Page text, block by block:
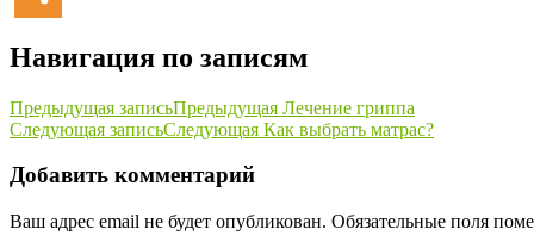
Навигация по записям
Предыдущая записьПредыдущая Лечение гриппа
Следующая записьСледующая Как выбрать матрас?
Добавить комментарий
Ваш адрес email не будет опубликован. Обязательные поля